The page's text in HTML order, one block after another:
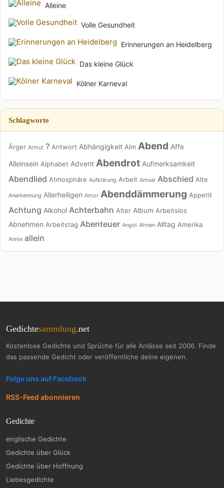
Alleine
Volle Gesundheit
Erinnerungen an Heidelberg
Das kleine Glück
Kölner Karneval
Schlagworte
Ärger Armut ? Antwort Abhängigkeit Alm Abend Affe
Alleinsein Alphabet Advent Abendrot Aufmerksamkeit
Abendlied Atmosphäre Aufklärung Arbeit Amsel Abschied Alte
Anerkennung Allerheiligen Amor Abenddämmerung Appetit
Achtung Alkohol Achterbahn Alter Album Arbeitslos
Abnehmen Arbeitstag Abenteuer Angst Ahnen Alltag Amerika
Annie allein
Gedichtesammlung.net
Kostenlose Gedichte und Sprüche für alle Anlässe seit 2006. Finde
das passende Gedicht oder veröffentliche deine eigenen.
Folge uns auf Facebook
RSS-Feed abonnieren
Gedichte
englische Gedichte
Gedichte über Glück
Gedichte über Hoffnung
Liebesgedichte